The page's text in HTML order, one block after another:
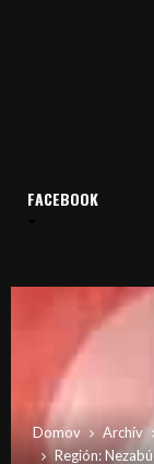
Domov Archív
Región:
FACEBOOK